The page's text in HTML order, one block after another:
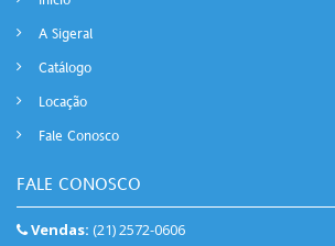
A Sigeral
Catálogo
Locação
Fale Conosco
FALE CONOSCO
Vendas: (21) 2572-0606